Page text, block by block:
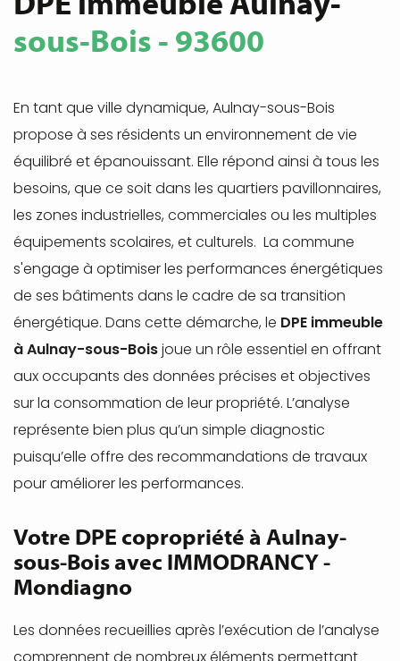
sous-Bois - 93600
En tant que ville dynamique, Aulnay-sous-Bois
propose à ses résidents un environnement de vie
équilibré et épanouissant. Elle répond ainsi à tous les
besoins, que ce soit dans les quartiers pavillonnaires,
les zones industrielles, commerciales ou les multiples
équipements scolaires, et culturels. La commune
s'engage à optimiser les performances énergétiques
de ses bâtiments dans le cadre de sa transition
énergétique. Dans cette démarche, le DPE immeuble
à Aulnay-sous-Boisjoue un rôle essentiel en offrant
aux occupants des données précises et objectives
sur la consommation de leur propriété. L’analyse
représente bien plus qu’un simple diagnostic
puisqu’elle offre des recommandations de travaux
pour améliorer les performances.
Votre DPE copropriété à Aulnay-
sous-Bois avec IMMODRANCY -
Mondiagno
Les données recueillies après l’exécution de l’analyse